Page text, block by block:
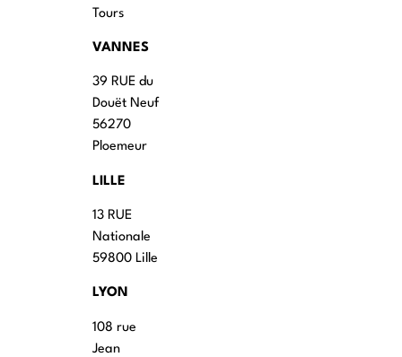
Tours
VANNES
39 RUE du
Douët Neuf
56270
Ploemeur
LILLE
13 RUE
Nationale
59800 Lille
LYON
108 rue
Jean